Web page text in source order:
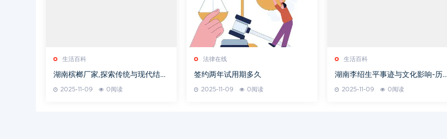
生活百科
湖南槟榔厂家,探索传统与现代结合
的食品工艺-品质与市场分析
2025-11-09 0阅读
法律在线
签约两年试用期多久
2025-11-09 0阅读
生活百科
湖南李绍生平事迹与文化影响-历
2025-11-09 0阅读